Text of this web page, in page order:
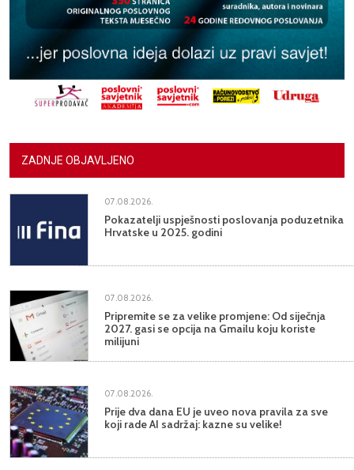
ZADNJE OBJAVLJENO
07.08.2026.
Pokazatelji uspješnosti poslovanja poduzetnika
Hrvatske u 2025. godini
07.08.2026.
Pripremite se za velike promjene: Od siječnja
2027. gasi se opcija na Gmailu koju koriste
milijuni
07.08.2026.
Prije dva dana EU je uveo nova pravila za sve
koji rade AI sadržaj: kazne su velike!